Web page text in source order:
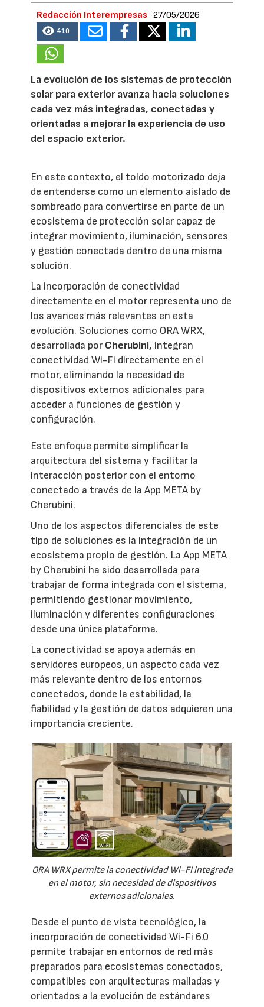
Redacción Interempresas 27/05/2026
410
La evolución de los sistemas de protección
solar para exterior avanza hacia soluciones
cada vez más integradas, conectadas y
orientadas a mejorar la experiencia de uso
del espacio exterior.
En este contexto, el toldo motorizado deja
de entenderse como un elemento aislado de
sombreado para convertirse en parte de un
ecosistema de protección solar capaz de
integrar movimiento, iluminación, sensores
y gestión conectada dentro de una misma
solución.
La incorporación de conectividad
directamente en el motor representa uno de
los avances más relevantes en esta
evolución. Soluciones como ORA WRX,
desarrollada por Cherubini, integran
conectividad Wi-Fi directamente en el
motor, eliminando la necesidad de
dispositivos externos adicionales para
acceder a funciones de gestión y
configuración.
Este enfoque permite simplificar la
arquitectura del sistema y facilitar la
interacción posterior con el entorno
conectado a través de la App META by
Cherubini.
Uno de los aspectos diferenciales de este
tipo de soluciones es la integración de un
ecosistema propio de gestión. La App META
by Cherubini ha sido desarrollada para
trabajar de forma integrada con el sistema,
permitiendo gestionar movimiento,
iluminación y diferentes configuraciones
desde una única plataforma.
La conectividad se apoya además en
servidores europeos, un aspecto cada vez
más relevante dentro de los entornos
conectados, donde la estabilidad, la
fiabilidad y la gestión de datos adquieren una
importancia creciente.
ORA WRX permite la conectividad Wi-FI integrada
en el motor, sin necesidad de dispositivos
externos adicionales.
Desde el punto de vista tecnológico, la
incorporación de conectividad Wi-Fi 6.0
permite trabajar en entornos de red más
preparados para ecosistemas conectados,
compatibles con arquitecturas malladas y
orientados a la evolución de estándares